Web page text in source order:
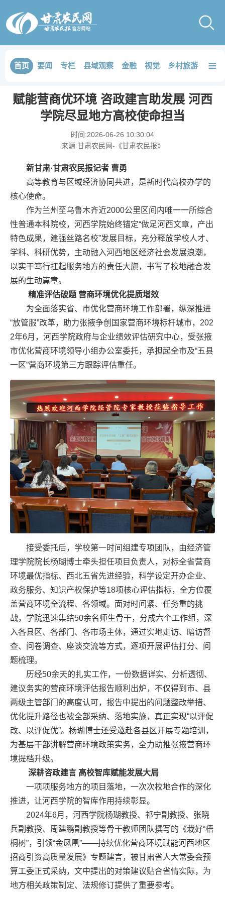
首页 要闻 专栏 县域观察 金融 视觉 乡村旅游 品鉴
≡
赋能营商优环境 咨政建言助发展 河西
学院尽显地方高校使命担当
时间:2026-06-26 10:30:04
来源:甘肃农民网-《甘肃农民报》
新甘肃·甘肃农民报记者 曹勇
高等教育与区域经济协同共进，是新时代高校办学的
核心使命。
作为兰州至乌鲁木齐近2000公里区间内唯一一所综合
性普通本科院校，河西学院始终锚定“做足河西文章，产出
特色成果，建强丝路名校”发展目标，充分释放学校人才、
学科、科研优势，主动融入河西地区经济社会发展浪潮，
以实干笃行扛起服务地方的责任大旗，书写了校地融合发
展的生动篇章。
精准评估破题 营商环境优化提质增效
为全面落实省、市优化营商环境工作部署，纵深推进
“放管服”改革，助力张掖争创国家营商环境标杆城市，202
2年6月，河西学院政府与企业绩效评估研究中心，受张掖
市优化营商环境领导小组办公室委托，承担起全市及“五县
一区”营商环境第三方跟踪评估重任。
接受委托后，学校第一时间组建专项团队，由经济管
理学院院长杨瑚博士牵头担任项目负责人，对标全省营商
环境最优指标、西北五省先进经验，科学设定开办企业、
政务服务、知识产权保护等18项核心评估指标，全方位覆
盖营商环境全流程、各领域。面对时间紧、任务重的挑
战，学院迅速集结50余名师生骨干，分成六个工作组，深
入各县区、各部门、各市场主体，通过实地走访、暗访督
查、问卷调查、座谈交流等方式，逐项开展评估打分、问
题梳理。
历经50余天的扎实工作，一份数据详实、分析透彻、
建议务实的营商环境评估报告顺利出炉，不仅得到市、县
两级主管部门的高度认可，报告中提出的问题整改举措、
优化提升路径也被全部采纳、落地实施，真正实现“以评促
改、以评促优”。杨瑚博士还受邀赴各县区开展专题培训，
为基层干部讲解营商环境政策实务，全力助推张掖营商环
境提档升级。
深耕咨政建言 高校智库赋能发展大局
一项项服务地方的项目落地，一次次校地合作的深化
推进，让河西学院的智库作用持续彰显。
2024年6月，河西学院杨瑚教授、祁宁副教授、张晓
兵副教授、周建鹏副教授等骨干教师团队撰写的《栽好“梧
桐树”，引领“金凤凰”——持续优化营商环境赋能河西地区
招商引资高质量发展》专题建言，被甘肃省人大常委会预
算工委正式采纳，文中提出的对策建议贴合省情实际，为
地方相关政策制定、法规修订提供了重要参考。